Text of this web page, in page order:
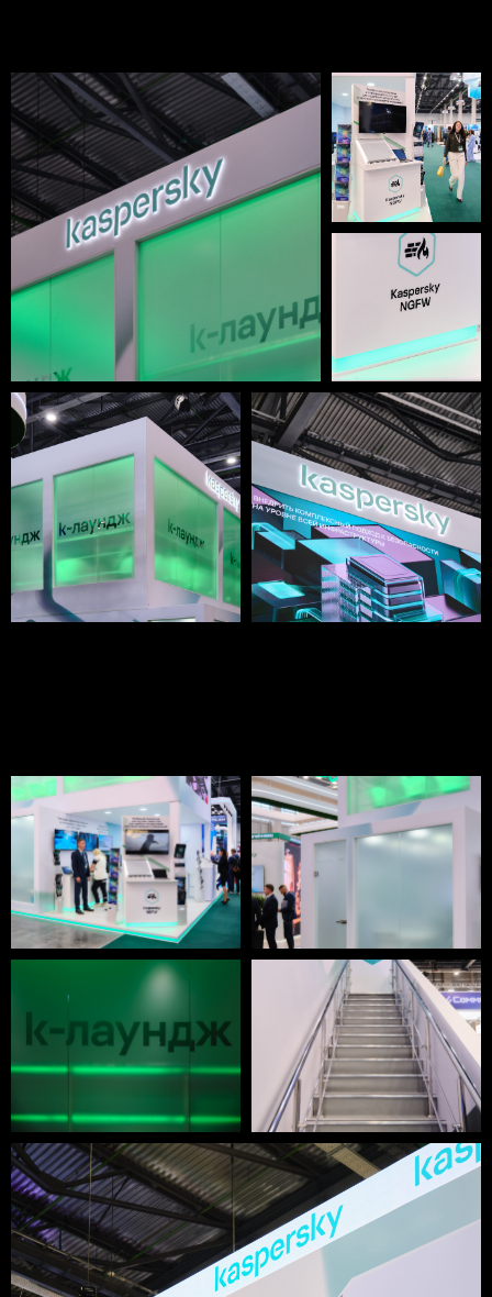
Политика конфиденциальности
и обработки данных